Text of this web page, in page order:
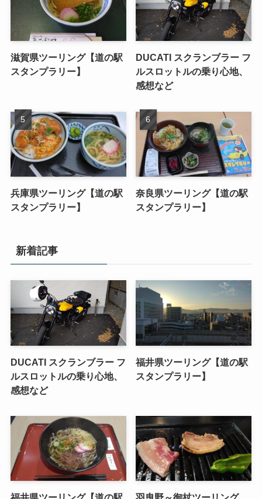
滋賀県ツーリング【道の駅
スタンプラリー】
DUCATI スクランブラー フ
ルスロットルの乗り心地、
感想など
兵庫県ツーリング【道の駅
スタンプラリー】
奈良県ツーリング【道の駅
スタンプラリー】
新着記事
DUCATI スクランブラー フ
ルスロットルの乗り心地、
感想など
福井県ツーリング【道の駅
スタンプラリー】